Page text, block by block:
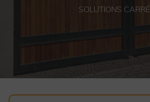
SOLUTIONS CARRÉ